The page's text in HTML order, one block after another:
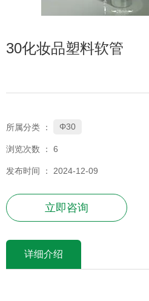
30化妆品塑料软管
所属分类 ： Φ30
浏览次数 ： 6
发布时间 ： 2024-12-09
立即咨询
详细介绍